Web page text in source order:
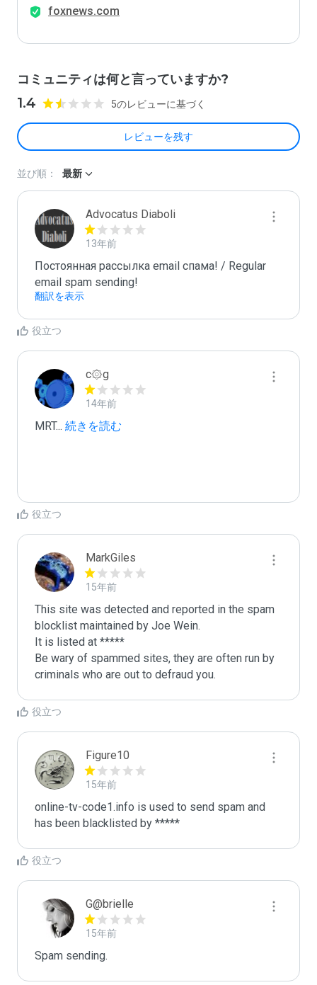
foxnews.com
コミュニティは何と言っていますか?
1.4 5のレビューに基づく
レビューを残す
並び順： 最新
Advocatus Diaboli
13年前
Постоянная рассылка email спама! / Regular
email spam sending!
翻訳を表示
役立つ
c۞g
14年前
MRT... 続きを読む
役立つ
MarkGiles
15年前
This site was detected and reported in the spam
blocklist maintained by Joe Wein.
It is listed at *****
Be wary of spammed sites, they are often run by
criminals who are out to defraud you.
役立つ
Figure10
15年前
online-tv-code1.info is used to send spam and
has been blacklisted by *****
役立つ
G@brielle
15年前
Spam sending.